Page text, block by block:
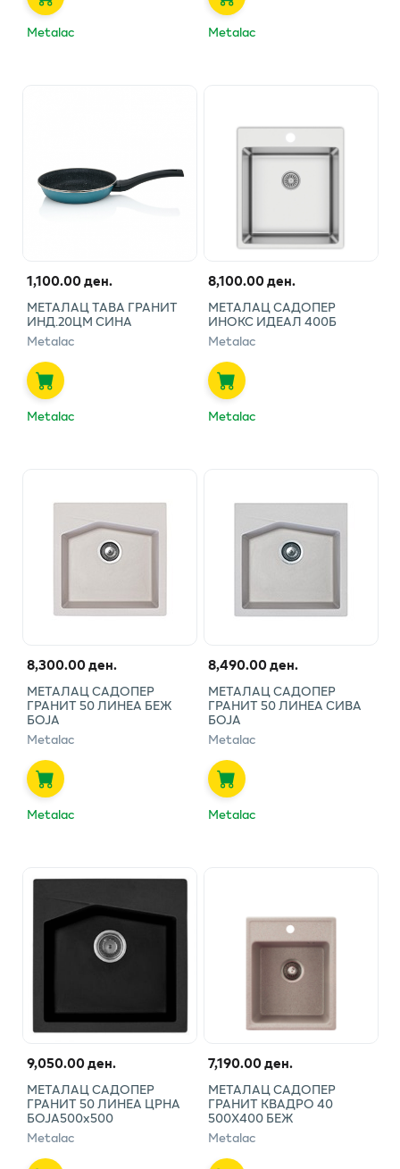
Metalac Metalac
1,100.00 ден.
МЕТАЛАЦ ТАВА ГРАНИТ
ИНД.20ЦМ СИНА
Metalac
Metalac
8,100.00 ден.
МЕТАЛАЦ САДОПЕР
ИНОКС ИДЕАЛ 400Б
Metalac
Metalac
8,300.00 ден.
МЕТАЛАЦ САДОПЕР
ГРАНИТ 50 ЛИНЕА БЕЖ
БОЈА
Metalac
Metalac
8,490.00 ден.
МЕТАЛАЦ САДОПЕР
ГРАНИТ 50 ЛИНЕА СИВА
БОЈА
Metalac
Metalac
9,050.00 ден.
МЕТАЛАЦ САДОПЕР
ГРАНИТ 50 ЛИНЕА ЦРНА
БОЈА500x500
Metalac
7,190.00 ден.
МЕТАЛАЦ САДОПЕР
ГРАНИТ КВАДРО 40
500Х400 БЕЖ
Metalac